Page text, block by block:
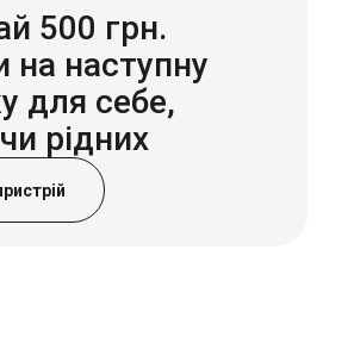
500 грн.
на наступну
для себе,
рідних